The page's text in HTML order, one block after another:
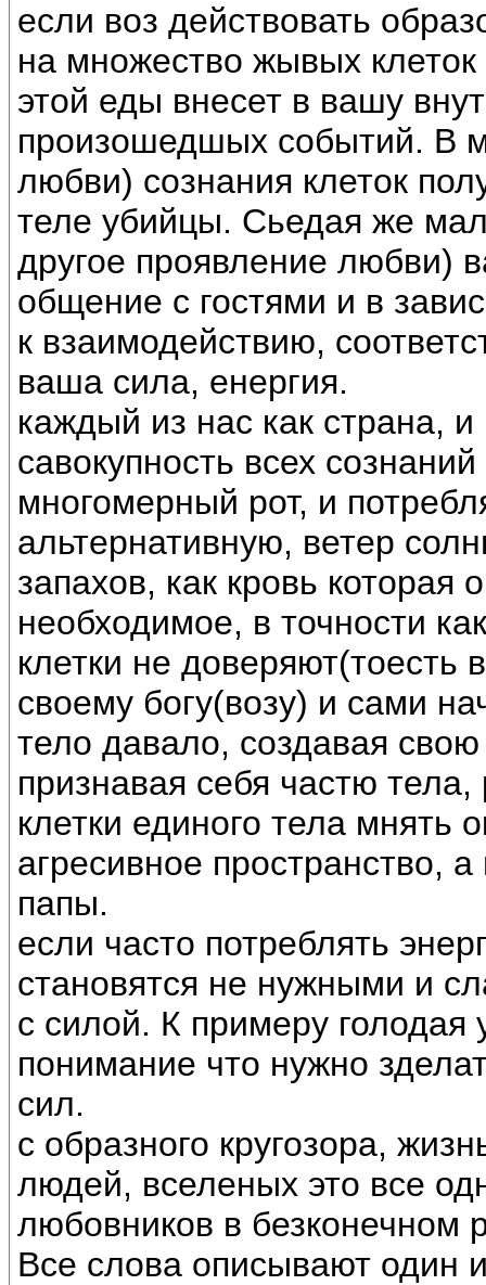
если воз действовать
на множество жывых
этой еды внесет в вашу
произошедшых событий. В
любви) сознания клеток
теле убийцы. Сьедая же
другое проявление любви)
общение с гостями и в
к взаимодействию,
ваша сила, енергия.
каждый из нас как страна,
савокупность всех
многомерный рот, и
альтернативную, ветер
запахов, как кровь которая
необходимое, в точности
клетки не доверяют(тоесть
своему богу(возу) и сами
тело давало, создавая
признавая себя частю тела,
клетки единого тела мнять
агресивное пространство,
папы.
если часто потреблять
становятся не нужными и
с силой. К примеру голодая
понимание что нужно
сил.
с образного кругозора,
людей, вселеных это все
любовников в безконечном
Все слова описывают один